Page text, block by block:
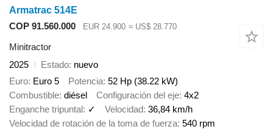
Armatrac 514E
COP 91.560.000
EUR 24.900 ≈ US$ 28.770
Minitractor
2025
Estado nuevo
Euro Euro 5 Potencia 52 Hp (38.22 kW)
Combustible diésel Configuración del eje 4x2
Enganche tripuntal ✓ Velocidad 36,84 km/h
Velocidad de rotación de la toma de fuerza 540 rpm